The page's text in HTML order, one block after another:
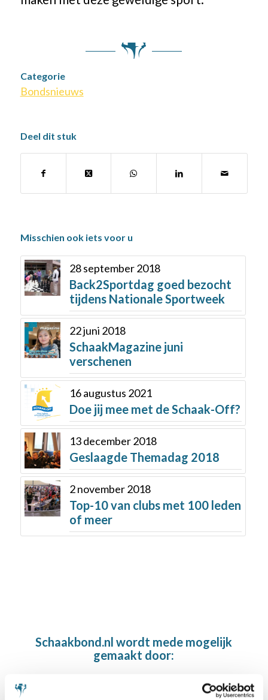
Categorie
Bondsnieuws
Deel dit stuk
Misschien ook iets voor u
28 september 2018
Back2Sportdag goed bezocht
tijdens Nationale Sportweek
22 juni 2018
SchaakMagazine juni
verschenen
16 augustus 2021
Doe jij mee met de Schaak-Off?
13 december 2018
Geslaagde Themadag 2018
2 november 2018
Top-10 van clubs met 100 leden
of meer
Schaakbond.nl wordt mede mogelijk
gemaakt door: